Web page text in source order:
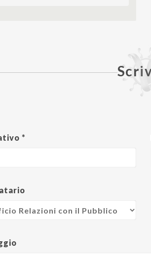
*